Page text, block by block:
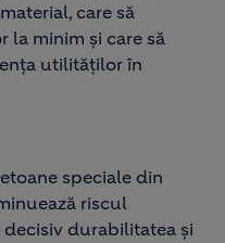
care să
la minim și care să
utilităților în
speciale din
riscul
durabilitatea și